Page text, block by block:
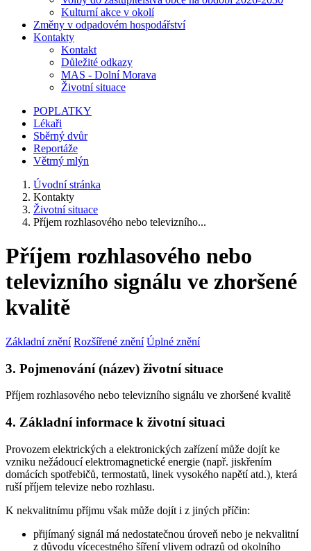
Kulturní akce v okolí
Změny v odpadovém hospodářství
Kontakty
Kontakt
Důležité odkazy
MAS - Dolní Morava
Životní situace
POPLATKY
Lékaři
Sběrný dvůr
Reportáže
Větrný mlýn
Úvodní stránka
Kontakty
Životní situace
Příjem rozhlasového nebo televizního...
Příjem rozhlasového nebo
televizního signálu ve zhoršené
kvalitě
Základní znění Rozšířené znění Úplné znění
3. Pojmenování (název) životní situace
Příjem rozhlasového nebo televizního signálu ve zhoršené kvalitě
4. Základní informace k životní situaci
Provozem elektrických a elektronických zařízení může dojít ke
vzniku nežádoucí elektromagnetické energie (např. jiskřením
domácích spotřebičů, termostatů, linek vysokého napětí atd.), která
ruší příjem televize nebo rozhlasu.
K nekvalitnímu příjmu však může dojít i z jiných příčin:
přijímaný signál má nedostatečnou úroveň nebo je nekvalitní
z důvodu vícecestného šíření vlivem odrazů od okolního